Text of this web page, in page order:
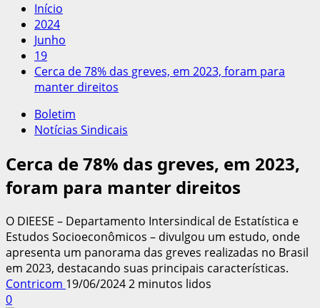
Início
2024
Junho
19
Cerca de 78% das greves, em 2023, foram para
manter direitos
Boletim
Notícias Sindicais
Cerca de 78% das greves, em 2023,
foram para manter direitos
O DIEESE – Departamento Intersindical de Estatística e
Estudos Socioeconômicos – divulgou um estudo, onde
apresenta um panorama das greves realizadas no Brasil
em 2023, destacando suas principais características.
Contricom 19/06/20242 minutos lidos
0